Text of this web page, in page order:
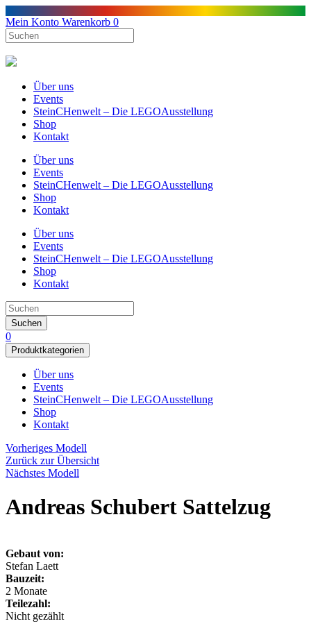
Mein Konto Warenkorb 0
Über uns
Events
SteinCHenwelt – Die LEGOAusstellung
Shop
Kontakt
Über uns
Events
SteinCHenwelt – Die LEGOAusstellung
Shop
Kontakt
Über uns
Events
SteinCHenwelt – Die LEGOAusstellung
Shop
Kontakt
Suchen
0
Produktkategorien
Über uns
Events
SteinCHenwelt – Die LEGOAusstellung
Shop
Kontakt
Vorheriges Modell
Zurück zur Übersicht
Nächstes Modell
Andreas Schubert Sattelzug
Gebaut von:
Stefan Laett
Bauzeit:
2 Monate
Teilezahl:
Nicht gezählt